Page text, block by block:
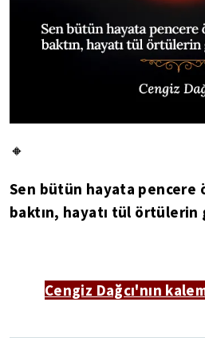
🔸
Sen bütün hayata
baktın, hayatı tül örtülerin
Cengiz Dağcı'nın